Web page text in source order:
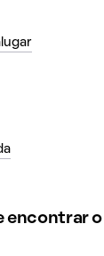
encontrar o